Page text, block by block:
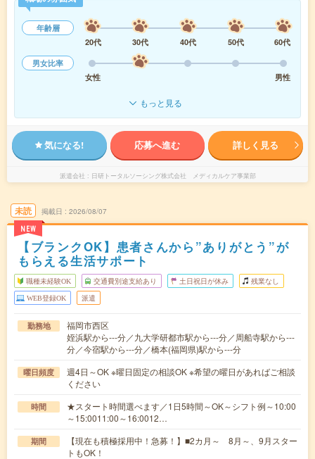
年齢層
20代
30代 40代 50代
60代
男女比率
女性
男性
もっと見る
気になる! 応募へ進む 詳しく見る
派遣会社 日研トータルソーシング株式会社 メディカルケア事業部
未読
NEW
掲載日 2026/08/07
【ブランクOK】患者さんから”ありがとう”が
もらえる生活サポート
職種未経験OK 交通費別途支給あり 土日祝日が休み 残業なし
WEB登録OK 派遣
勤務地
福岡市西区
姪浜駅から---分／九大学研都市駅から---分／周船寺駅から---
分／今宿駅から---分／橋本(福岡県)駅から---分
曜日頻度
週4日～OK ※曜日固定の相談OK ※希望の曜日があればご相談
ください
時間
★スタート時間選べます／1日5時間～OK～シフト例～10:00
～15:0011:00～16:0012…
期間
【現在も積極採用中！急募！】■2カ月～ 8月～、9月スター
トもOK！